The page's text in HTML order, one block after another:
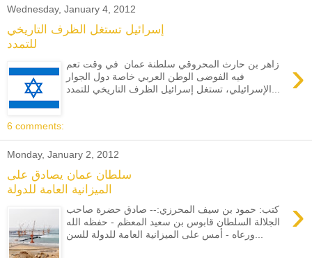
Wednesday, January 4, 2012
إسرائيل تستغل الظرف التاريخي
للتمدد
›
زاهر بن حارث المحروقي سلطنة عمان في وقت تعم
فيه الفوضى الوطن العربي خاصة دول الجوار
6 comments:
Monday, January 2, 2012
سلطان عمان يصادق على
الميزانية العامة للدولة
›
كتب: حمود بن سيف المحرزي:-- صادق حضرة صاحب
الجلالة السلطان قابوس بن سعيد المعظم - حفظه الله